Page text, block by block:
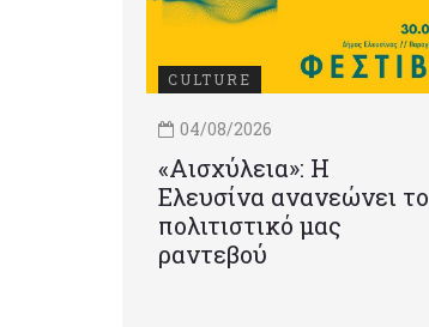
CULTURE
04/08/2026
«Αισχύλεια»: Η
Ελευσίνα ανανεώνει το
πολιτιστικό μας
ραντεβού